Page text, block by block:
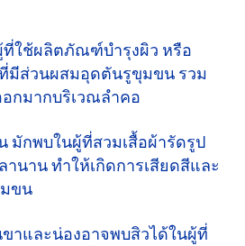
ใช้ผลิตภัณฑ์บำรุงผิว หรือ
มีส่วนผสมอุดตันรูขุมขน รวม
อกมากบริเวณลำคอ
มักพบในผู้ที่สวมเสื้อผ้ารัดรูป
านาน ทำให้เกิดการเสียดสีและ
ขน
าและน่องอาจพบสิวได้ในผู้ที่